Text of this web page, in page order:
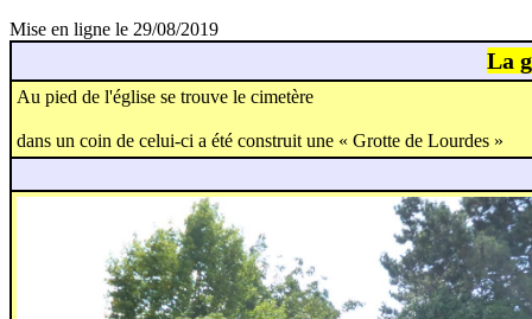
Mise en ligne le 29/08/2019
La
Au pied de l'église se trouve le cimetère
dans un coin de celui-ci a été construit une « Grotte de Lourdes »